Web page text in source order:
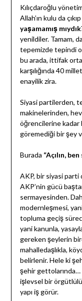
Kılıçdaroğlu
Allah’ın kulu da
yaşamamış
yenildiler. Tamam,
tepemizde tepindi o
bu arada, ittifak
karşılığında 40
enayilik zira.
Siyasi partilerden,
makinelerinden,
öğrencilerine kadar
göremediği bir şey
Burada “Açılın,
AKP, bir siyasi parti
AKP’nin gücü
sermayesinden.
modernleşmesi,
topluma geçiş
yani kanunla,
gereken şeylerin
mahalledaşlıkla,
belirlenir. Hele ki
şehir gettolarında…
işlevsel bir
yapı iş görür.